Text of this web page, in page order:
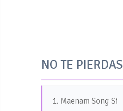
NO TE PIERDAS
1. Maenam Song Si